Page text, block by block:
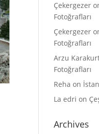
Çekergezer
Fotoğrafları
Çekergezer
Fotoğrafları
Arzu
Fotoğrafları
Reha on
La edri on
Archives